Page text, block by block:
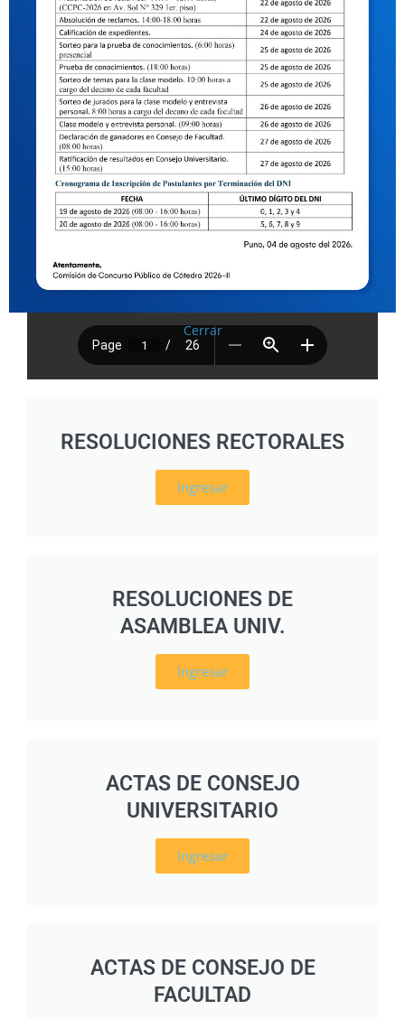
RESOLUCIONES RECTORALES
Ingresar
RESOLUCIONES DE
ASAMBLEA UNIV.
Ingresar
ACTAS DE CONSEJO
UNIVERSITARIO
Ingresar
ACTAS DE CONSEJO DE
FACULTAD
Cerrar